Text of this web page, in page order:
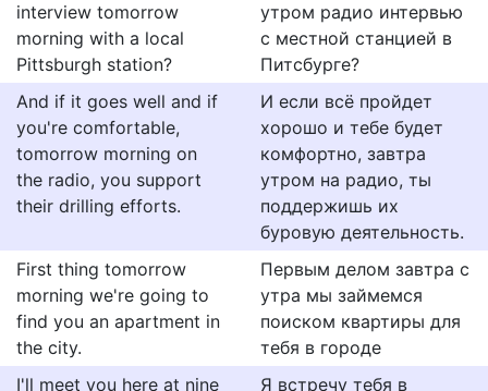
interview tomorrow
morning with a local
Pittsburgh station?
утром радио интервью
с местной станцией в
Питсбурге?
And if it goes well and if
you're comfortable,
tomorrow morning on
the radio, you support
their drilling efforts.
И если всё пройдет
хорошо и тебе будет
комфортно, завтра
утром на радио, ты
поддержишь их
буровую деятельность.
First thing tomorrow
morning we're going to
find you an apartment in
the city.
Первым делом завтра с
утра мы займемся
поиском квартиры для
тебя в городе
I'll meet you here at nine
Я встречу тебя в